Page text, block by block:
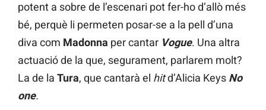
potent a sobre de l’escenari pot fer-ho d’allò més
bé, perquè li permeten posar-se a la pell d’una
diva com Madonna per cantar Vogue. Una altra
actuació de la que, segurament, parlarem molt?
La de la Tura, que cantarà el hitd’Alicia Keys No
one.